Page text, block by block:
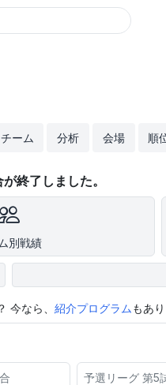
チーム 分析 会場 順
終了しました。
別戦績
今なら、 紹介プログラム もあり
予選リーグ 第5